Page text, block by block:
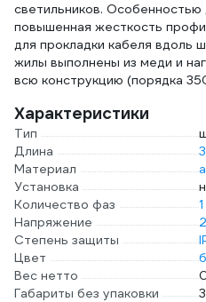
светильников.
повышенная жесткость
для прокладки кабеля вдоль
жилы выполнены из меди и
всю конструкцию (порядка
Характеристики
Тип
Длина
Материал
Установка
Количество фаз
1
Напряжение
Степень защиты
Цвет
Вес нетто
Габариты без упаковки